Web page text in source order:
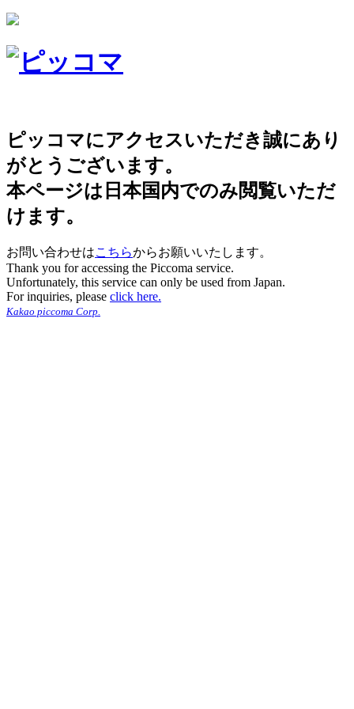
ピッコマにアクセスいただき誠にあり
がとうございます。
本ページは日本国内でのみ閲覧いただ
けます。
お問い合わせはこちらからお願いいたします。
Thank you for accessing the Piccoma service.
Unfortunately, this service can only be used from Japan.
For inquiries, please click here.
Kakao piccoma Corp.